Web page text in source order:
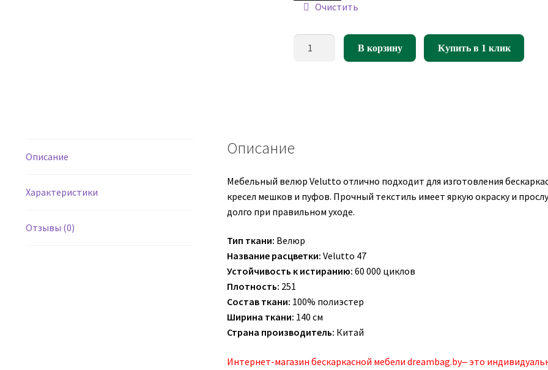
Очистить
Количество
В корзину Купить в 1 клик
Описание
Характеристики
Отзывы (0)
Описание
Мебельный велюр Velutto отлично подходит для изготовления
кресел мешков и пуфов. Прочный текстиль имеет яркую окраску и
долго при правильном уходе.
Тип ткани: Велюр
Название расцветки: Velutto 47
Устойчивость к истиранию: 60 000 циклов
Плотность: 251
Состав ткани: 100% полиэстер
Ширина ткани: 140 см
Страна производитель: Китай
Интернет-магазин бескаркасной мебели dreambag.by‒ это